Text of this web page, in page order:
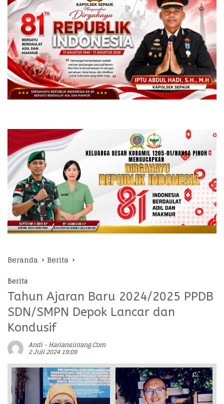
Beranda Berita
Berita
Tahun Ajaran Baru 2024/2025 PPDB
SDN/SMPN Depok Lancar dan
Kondusif
Andi - Hariansintang.com
2 Juli 2024 19:09